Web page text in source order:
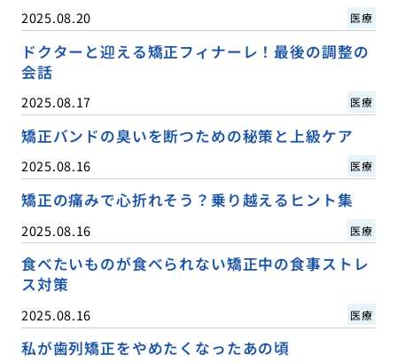
2025.08.20 医療
ドクターと迎える矯正フィナーレ！最後の調整の
会話
2025.08.17 医療
矯正バンドの臭いを断つための秘策と上級ケア
2025.08.16 医療
矯正の痛みで心折れそう？乗り越えるヒント集
2025.08.16 医療
食べたいものが食べられない矯正中の食事ストレ
ス対策
2025.08.16 医療
私が歯列矯正をやめたくなったあの頃